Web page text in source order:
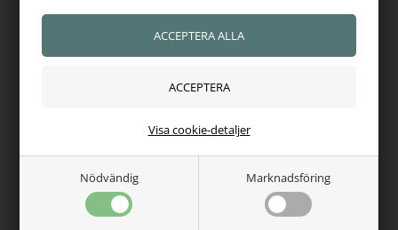
Nödvändig Marknadsföring
Visa cookie-detaljer
Kundkännedom
5 stjärnor - Trustpilot
Fri frakt över 499 kr
Se dessa produkter